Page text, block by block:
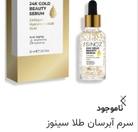
ناموجود
سرم آبرسان طلا سینوز